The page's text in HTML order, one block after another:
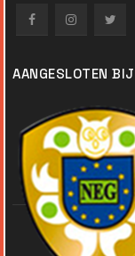
AANGESLOTEN BIJ